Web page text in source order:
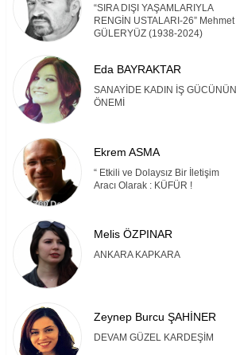
“SIRA DIŞI YAŞAMLARIYLA
RENGİN USTALARI-26” Mehmet
GÜLERYÜZ (1938-2024)
Eda BAYRAKTAR
SANAYİDE KADIN İŞ GÜCÜNÜN
ÖNEMİ
Ekrem ASMA
“ Etkili ve Dolaysız Bir İletişim
Aracı Olarak : KÜFÜR !
Melis ÖZPINAR
ANKARA KAPKARA
Zeynep Burcu ŞAHİNER
DEVAM GÜZEL KARDEŞİM